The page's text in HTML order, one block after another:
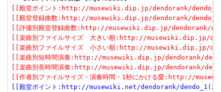
[[殿堂ポイント:http://musewiki.dip.jp/dendorank/
[[殿堂登録曲数:http://musewiki.dip.jp/dendorank/
[[評価別殿堂登録曲数:http://musewiki.dip.jp/dendorank/
[[楽曲別ファイルサイズ　大きい順:http://musewiki.dip.jp/
[[楽曲別ファイルサイズ　小さい順:http://musewiki.dip.jp/
[[楽曲別短時間演奏:http://musewiki.dip.jp/dendorank/
[[楽曲別長時間演奏:http://musewiki.dip.jp/dendorank/
[[作者別ファイルサイズ・演奏時間・1秒にかける愛:http://
[[殿堂ポイント:http://musewiki.net/dendorank/